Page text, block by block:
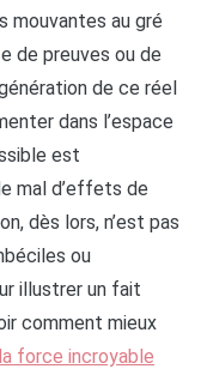
mouvantes au gré
de preuves ou de
de ce réel
dans l’espace
est
mal d’effets de
dès lors, n’est pas
ou
illustrer un fait
comment mieux
la force incroyable